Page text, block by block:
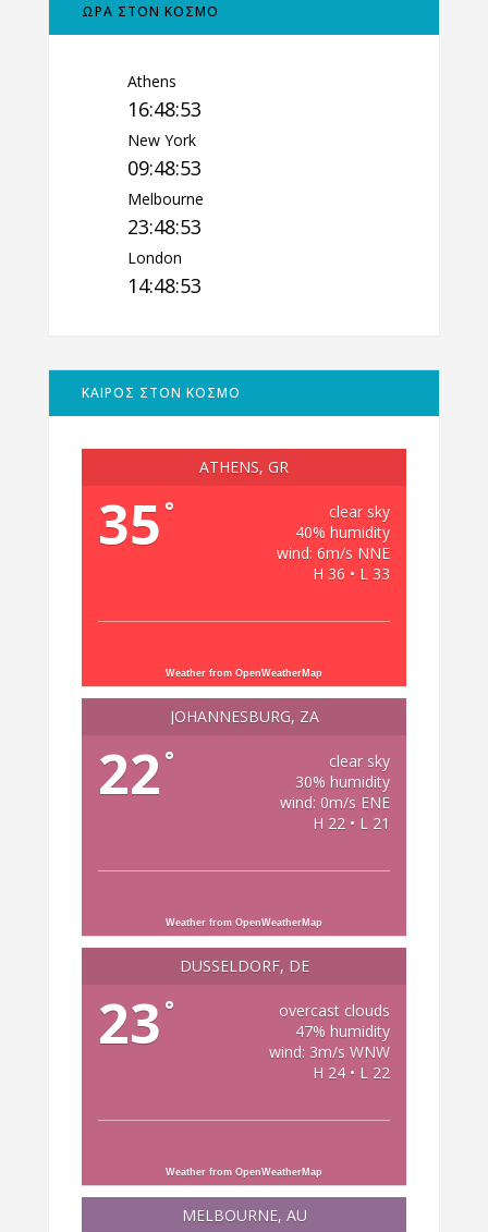
ΩΡΑ ΣΤΟΝ ΚΟΣΜΟ
Athens
16:48:54
New York
09:48:54
Melbourne
23:48:54
London
14:48:54
ΚΑΙΡΟΣ ΣΤΟΝ ΚΟΣΜΟ
ATHENS, GR
35 °
clear sky
40% humidity
wind: 6m/s NNE
H 36 • L 33
Weather from OpenWeatherMap
JOHANNESBURG, ZA
22 °
clear sky
30% humidity
wind: 0m/s ENE
H 22 • L 21
Weather from OpenWeatherMap
DÜSSELDORF, DE
23 °
overcast clouds
47% humidity
wind: 3m/s WNW
H 24 • L 22
Weather from OpenWeatherMap
MELBOURNE, AU